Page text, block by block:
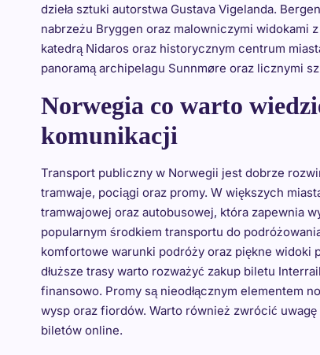
dzieła sztuki autorstwa Gustava Vigelanda.
nabrzeżu Bryggen oraz malowniczymi widokami
katedrą Nidaros oraz historycznym centrum
panoramą archipelagu Sunnmøre oraz licznymi
Norwegia co warto
komunikacji
Transport publiczny w Norwegii jest dobrze
tramwaje, pociągi oraz promy. W większych
tramwajowej oraz autobusowej, która zapewnia
popularnym środkiem transportu do
komfortowe warunki podróży oraz piękne widoki
dłuższe trasy warto rozważyć zakup biletu
finansowo. Promy są nieodłącznym elementem
wysp oraz fiordów. Warto również zwrócić
biletów online.